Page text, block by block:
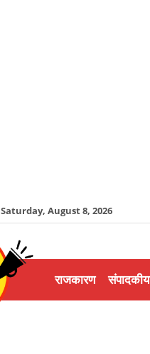
Saturday, August 8, 2026
राजकारण संपादकीय